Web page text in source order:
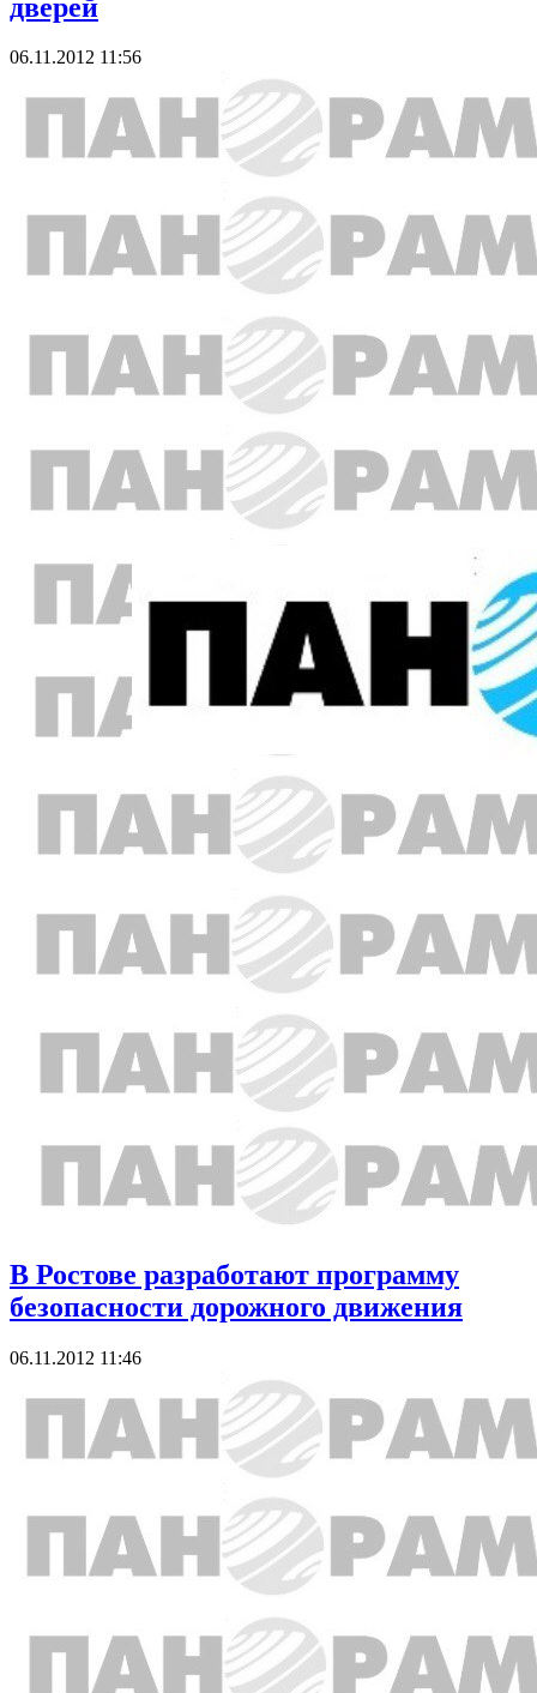
дверей
06.11.2012 11:56
В Ростове разработают программу
безопасности дорожного движения
06.11.2012 11:46